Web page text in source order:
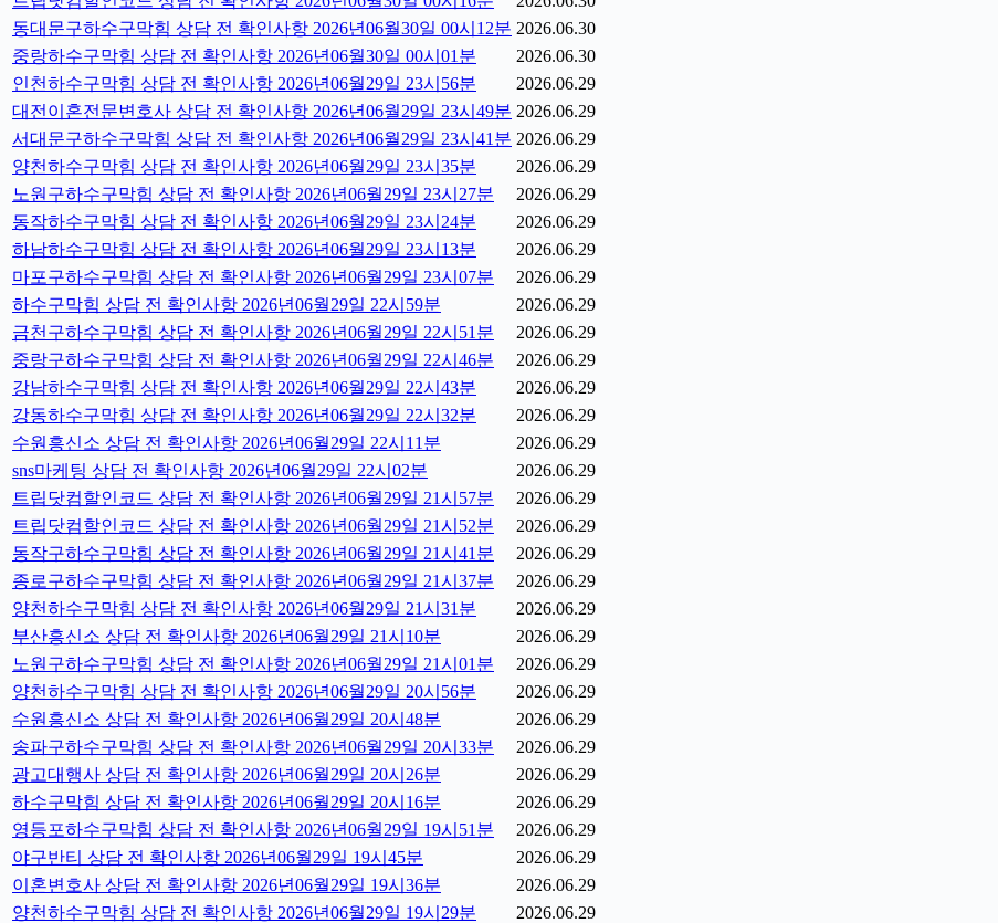
동대문구하수구막힘 상담 전 확인사항 2026년06월30일 00시12분 2026.06.30
중랑하수구막힘 상담 전 확인사항 2026년06월30일 00시01분
2026.06.30
인천하수구막힘 상담 전 확인사항 2026년06월29일 23시56분
2026.06.29
대전이혼전문변호사 상담 전 확인사항 2026년06월29일 23시49분 2026.06.29
서대문구하수구막힘 상담 전 확인사항 2026년06월29일 23시41분 2026.06.29
양천하수구막힘 상담 전 확인사항 2026년06월29일 23시35분
2026.06.29
노원구하수구막힘 상담 전 확인사항 2026년06월29일 23시27분
2026.06.29
동작하수구막힘 상담 전 확인사항 2026년06월29일 23시24분
2026.06.29
하남하수구막힘 상담 전 확인사항 2026년06월29일 23시13분
2026.06.29
마포구하수구막힘 상담 전 확인사항 2026년06월29일 23시07분
2026.06.29
하수구막힘 상담 전 확인사항 2026년06월29일 22시59분
2026.06.29
금천구하수구막힘 상담 전 확인사항 2026년06월29일 22시51분
2026.06.29
중랑구하수구막힘 상담 전 확인사항 2026년06월29일 22시46분
2026.06.29
강남하수구막힘 상담 전 확인사항 2026년06월29일 22시43분
2026.06.29
강동하수구막힘 상담 전 확인사항 2026년06월29일 22시32분
2026.06.29
수원흥신소 상담 전 확인사항 2026년06월29일 22시11분
2026.06.29
sns마케팅 상담 전 확인사항 2026년06월29일 22시02분
2026.06.29
트립닷컴할인코드 상담 전 확인사항 2026년06월29일 21시57분
2026.06.29
트립닷컴할인코드 상담 전 확인사항 2026년06월29일 21시52분
2026.06.29
동작구하수구막힘 상담 전 확인사항 2026년06월29일 21시41분
2026.06.29
종로구하수구막힘 상담 전 확인사항 2026년06월29일 21시37분
2026.06.29
양천하수구막힘 상담 전 확인사항 2026년06월29일 21시31분
2026.06.29
부산흥신소 상담 전 확인사항 2026년06월29일 21시10분
2026.06.29
노원구하수구막힘 상담 전 확인사항 2026년06월29일 21시01분
2026.06.29
양천하수구막힘 상담 전 확인사항 2026년06월29일 20시56분
2026.06.29
수원흥신소 상담 전 확인사항 2026년06월29일 20시48분
2026.06.29
송파구하수구막힘 상담 전 확인사항 2026년06월29일 20시33분
2026.06.29
광고대행사 상담 전 확인사항 2026년06월29일 20시26분
2026.06.29
하수구막힘 상담 전 확인사항 2026년06월29일 20시16분
2026.06.29
영등포하수구막힘 상담 전 확인사항 2026년06월29일 19시51분
2026.06.29
야구반티 상담 전 확인사항 2026년06월29일 19시45분
2026.06.29
이혼변호사 상담 전 확인사항 2026년06월29일 19시36분
2026.06.29
양천하수구막힘 상담 전 확인사항 2026년06월29일 19시29분
2026.06.29